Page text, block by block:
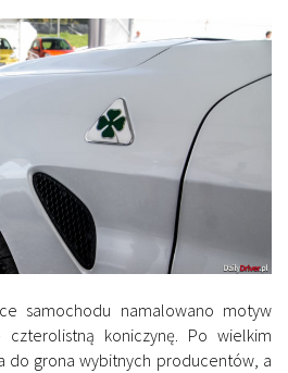
samochodu namalowano motyw
czterolistną koniczynę. Po wielkim
do grona wybitnych producentów, a